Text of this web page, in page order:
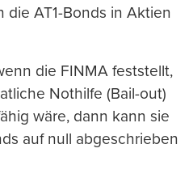
AT1-Bonds in Aktien
die FINMA feststellt,
Nothilfe (Bail-out)
wäre, dann kann sie
auf null abgeschrieben